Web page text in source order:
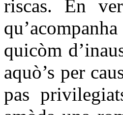
riscas. En
quicòm
aquò’s per
pas